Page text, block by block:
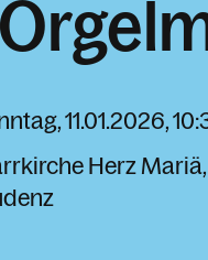
11.01.2026,
Herz Mariä